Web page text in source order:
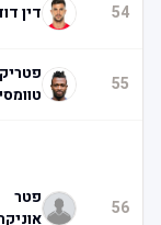
54 דין דוד
55
פטריק
טוומסי
56
פטר
אוניקחי